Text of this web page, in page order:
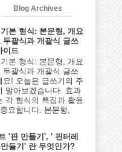
Blog Archives
본 형식: 본문형, 개요
두괄식과 개괄식 글쓰
이드
본 형식: 본문형, 개요
두괄식과 개괄식 글쓰
! 오늘은 글쓰기의 주
알아보겠습니다. 효과
각 형식의 특징과 활용
요합니다. 본문형,
'핀 만들기', ' 핀터레
들기' 란 무엇인가?